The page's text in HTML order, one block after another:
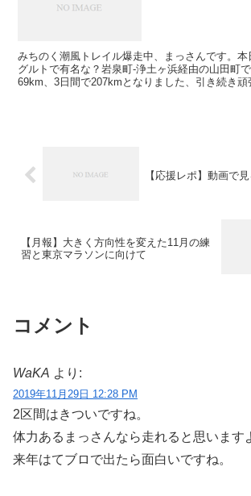
みちのく潮風トレイル爆走中、まっさんです。
グルトで有名な？岩泉町-浄土ヶ浜経由の山田町
69km、3日間で207kmとなりました、引き続き頑
【応援レポ】動画で
【月報】大きく方向性を変えた11月の練
習と東京マラソンに向けて
コメント
WaKA より:
2019年11月29日 12:28 PM
2区間はきついですね。
体力あるまっさんなら走れると思います
来年はてブロで出たら面白いですね。